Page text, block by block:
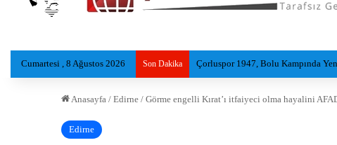
Cumartesi , 8 Ağustos 2026 Son Dakika Çorluspor 1947, Bolu Kampında
Anasayfa / Edirne / Görme engelli Kırat’ı itfaiyeci olma hayalini
Edirne